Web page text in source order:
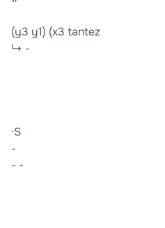
(y3 y1) (x3 tantez
↳ -
·S
-
- -